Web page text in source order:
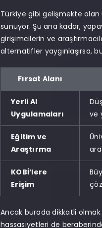
Türkiye gibi gelişmekte
sunuyor. Şu ana kadar,
girişimcilerin ve
alternatifler yaygınlaşırsa,
Fırsat Alanı
Yerli AI
Uygulamaları
ve
Eğitim ve
Araştırma
KOBİ’lere
Erişim
Ancak burada dikkatli olmak
hassasiyetleri de